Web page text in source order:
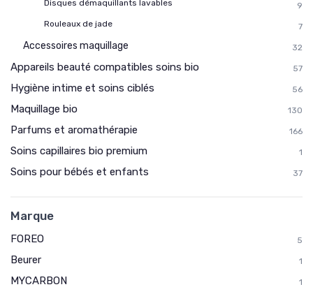
Disques démaquillants lavables
9
Rouleaux de jade
7
Accessoires maquillage 32
Appareils beauté compatibles soins bio 57
Hygiène intime et soins ciblés 56
Maquillage bio 130
Parfums et aromathérapie 166
Soins capillaires bio premium 1
Soins pour bébés et enfants 37
Marque
FOREO 5
Beurer 1
MYCARBON 1